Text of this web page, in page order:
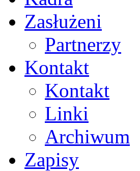
Zasłużeni
Partnerzy
Kontakt
Kontakt
Linki
Archiwum
Zapisy